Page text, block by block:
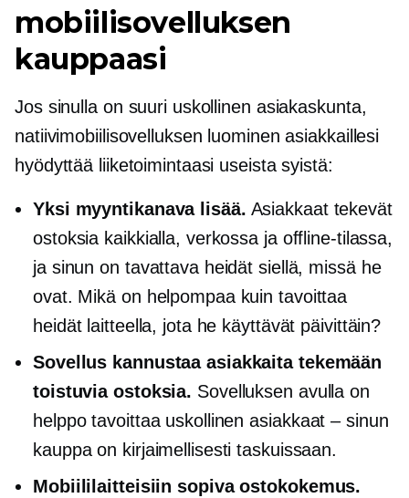
mobiilisovelluksen
kauppaasi
Jos sinulla on suuri uskollinen asiakaskunta,
natiivimobiilisovelluksen luominen asiakkaillesi
hyödyttää liiketoimintaasi useista syistä:
Yksi myyntikanava lisää. Asiakkaat tekevät
ostoksia kaikkialla, verkossa ja offline-tilassa,
ja sinun on tavattava heidät siellä, missä he
ovat. Mikä on helpompaa kuin tavoittaa
heidät laitteella, jota he käyttävät päivittäin?
Sovellus kannustaa asiakkaita tekemään
toistuvia ostoksia. Sovelluksen avulla on
helppo tavoittaa uskollinenasiakkaat – sinun
kauppa on kirjaimellisesti taskuissaan.
Mobiililaitteisiin sopivaostokokemus.